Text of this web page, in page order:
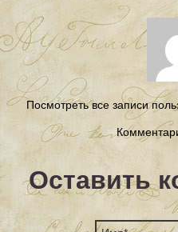
Посмотреть все записи
Оставить